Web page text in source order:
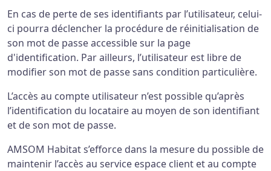
En cas de perte de ses identifiants par l’utilisateur, celui-
ci pourra déclencher la procédure de réinitialisation de
son mot de passe accessible sur la page
d'identification. Par ailleurs, l’utilisateur est libre de
modifier son mot de passe sans condition particulière.
L’accès au compte utilisateur n’est possible qu’après
l’identification du locataire au moyen de son identifiant
et de son mot de passe.
AMSOM Habitat s’efforce dans la mesure du possible de
maintenir l’accès au service espace client et au compte